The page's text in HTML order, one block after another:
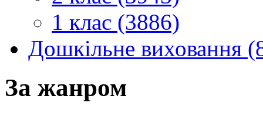
1 клас (3886)
Дошкільне виховання
За жанром